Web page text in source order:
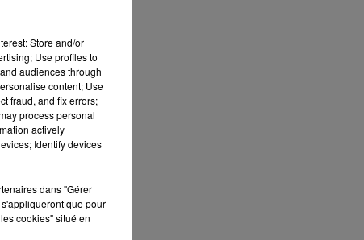
Store and/or
Use profiles to
audiences through
content; Use
fraud, and fix errors;
process personal
actively
Identify devices
dans "Gérer
que pour
cookies" situé en